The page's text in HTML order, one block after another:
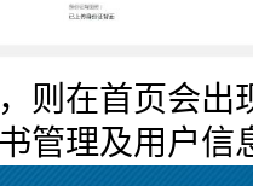
则在首页会
管理及用户信